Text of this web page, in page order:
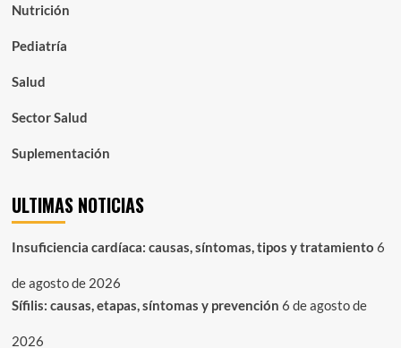
Nutrición
Pediatría
Salud
Sector Salud
Suplementación
ULTIMAS NOTICIAS
Insuficiencia cardíaca: causas, síntomas, tipos y tratamiento 6
de agosto de 2026
Sífilis: causas, etapas, síntomas y prevención 6 de agosto de
2026